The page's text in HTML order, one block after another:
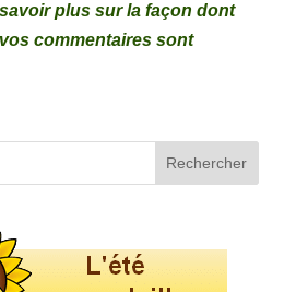
plus sur la façon dont
commentaires sont